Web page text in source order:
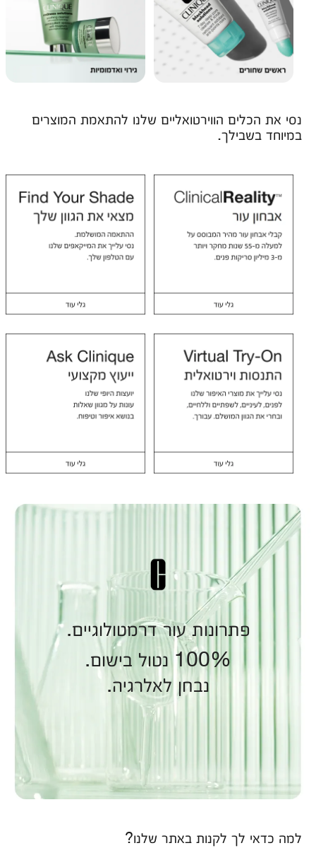
נסי את הכלים הווירטואליים שלנו להתאמת המוצרים
במיוחד בשבילך.
פתרונות עור דרמטולוגיים.
100% נטול בישום.
נבחן לאלרגיה.
למה כדאי לך לקנות באתר שלנו?